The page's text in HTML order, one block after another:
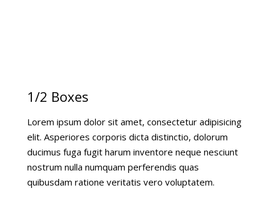
1/2 Boxes
Lorem ipsum dolor sit amet, consectetur adipisicing
elit. Asperiores corporis dicta distinctio, dolorum
ducimus fuga fugit harum inventore neque nesciunt
nostrum nulla numquam perferendis quas
quibusdam ratione veritatis vero voluptatem.